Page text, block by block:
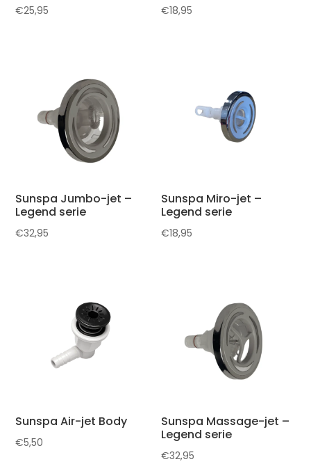
€25,95 €18,95
Sunspa Jumbo-jet –
Legend serie
€32,95
Sunspa Miro-jet –
Legend serie
€18,95
Sunspa Air-jet Body
€5,50
Sunspa Massage-jet –
Legend serie
€32,95